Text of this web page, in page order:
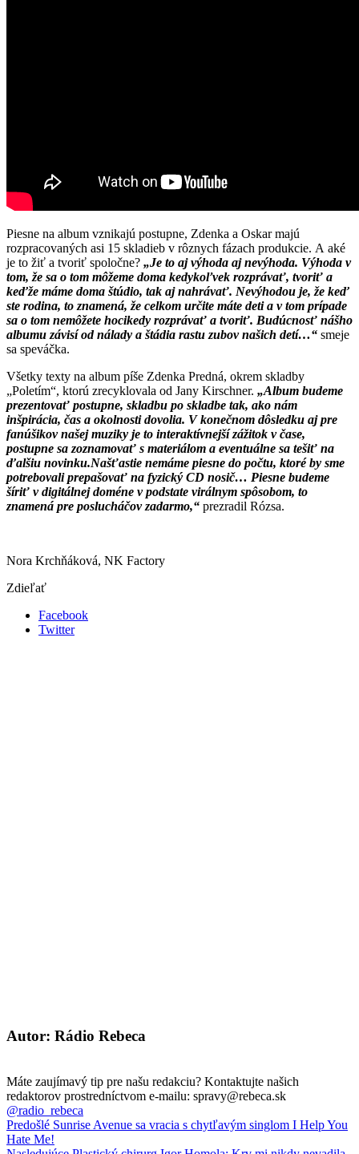
Piesne na album vznikajú postupne, Zdenka a Oskar majú
rozpracovaných asi 15 skladieb v rôznych fázach produkcie. A aké
je to žiť a tvoriť spoločne? „Je to aj výhoda aj nevýhoda. Výhoda v
tom, že sa o tom môžeme doma kedykoľvek rozprávať, tvoriť a
keďže máme doma štúdio, tak aj nahrávať. Nevýhodou je, že keď
ste rodina, to znamená, že celkom určite máte deti a v tom prípade
sa o tom nemôžete hocikedy rozprávať a tvoriť. Budúcnosť nášho
albumu závisí od nálady a štádia rastu zubov našich detí…“ smeje
sa speváčka.
Všetky texty na album píše Zdenka Predná, okrem skladby
„Poletím“, ktorú zrecyklovala od Jany Kirschner. „Album budeme
prezentovať postupne, skladbu po skladbe tak, ako nám
inšpirácia, čas a okolnosti dovolia. V konečnom dôsledku aj pre
fanúšikov našej muziky je to interaktívnejší zážitok v čase,
postupne sa zoznamovať s materiálom a eventuálne sa tešiť na
ďalšiu novinku.Našťastie nemáme piesne do počtu, ktoré by sme
potrebovali prepašovať na fyzický CD nosič… Piesne budeme
šíriť v digitálnej doméne v podstate virálnym spôsobom, to
znamená pre poslucháčov zadarmo,“ prezradil Rózsa.
Nora Krchňáková, NK Factory
Zdieľať
Facebook
Twitter
Autor: Rádio Rebeca
Máte zaujímavý tip pre našu redakciu? Kontaktujte našich
redaktorov prostredníctvom e-mailu: spravy@rebeca.sk
@radio_rebeca
Predošlé Sunrise Avenue sa vracia s chytľavým singlom I Help You
Hate Me!